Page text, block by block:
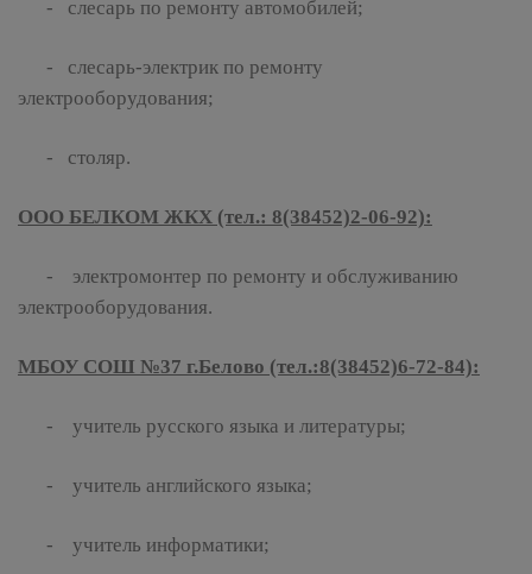
- слесарь по ремонту автомобилей;
- слесарь-электрик по ремонту
электрооборудования;
- столяр.
ООО БЕЛКОМ ЖКХ (тел.: 8(38452)2-06-92):
- электромонтер по ремонту и обслуживанию
электрооборудования.
МБОУ СОШ №37 г.Белово (тел.:8(38452)6-72-84):
- учитель русского языка и литературы;
- учитель английского языка;
- учитель информатики;